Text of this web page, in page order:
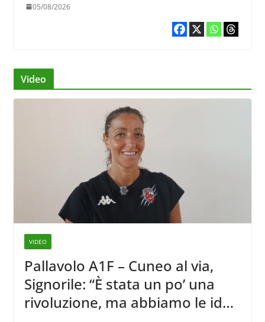
05/08/2026
Video
VIDEO
Pallavolo A1F – Cuneo al via,
Signorile: “È stata un po’ una
rivoluzione, ma abbiamo le idee